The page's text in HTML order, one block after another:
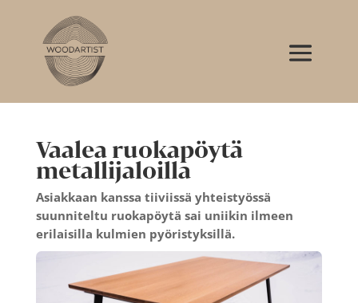
Vaalea ruokapöytä
metallijaloilla
Asiakkaan kanssa tiiviissä yhteistyössä
suunniteltu ruokapöytä sai uniikin ilmeen
erilaisilla kulmien pyöristyksillä.